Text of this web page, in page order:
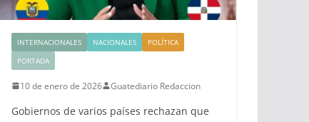
INTERNACIONALES NACIONALES
POLÍTICA
PORTADA
10 de enero de 2026 Guatediario Redaccion
Gobiernos de varios países rechazan que